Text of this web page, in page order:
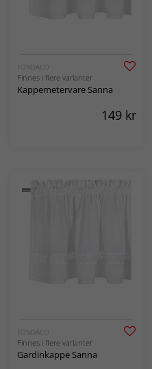
FONDACO
Finnes i flere varianter
Kappemetervare Sanna
149 kr
FONDACO
Finnes i flere varianter
Gardinkappe Sanna